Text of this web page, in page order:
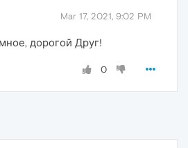
Mar 17, 2021, 9:02 PM
дорогой Друг!
0